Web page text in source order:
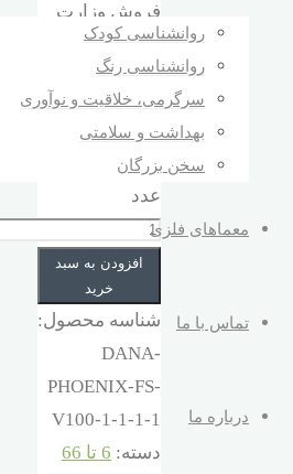
روانشناسی کودک
روانشناسی رنگ
سرگرمی، خلاقیت و نوآوری
بهداشت و سلامتی
سخن بزرگان
معماهای فلزی
تماس با ما
درباره ما
فروش وزارت
بهداشت.
شیلد فونیکس
دانا (150 کارتن
عدد
افزودن به سبد
خرید
شناسه محصول:
DANA-
PHOENIX-FS-
V100-1-1-1-1
دسته:
6 تا 66